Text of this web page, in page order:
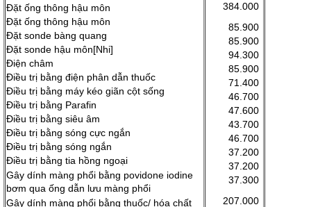
Đặt ống thông hậu môn
Đặt ống thông hậu môn
Đặt sonde bàng quang
Đặt sonde hậu môn[Nhi]
Điện châm
Điều trị bằng điện phân dẫn thuốc
Điều trị bằng máy kéo giãn cột sống
Điều trị bằng Parafin
Điều trị bằng siêu âm
Điều trị bằng sóng cực ngắn
Điều trị bằng sóng ngắn
Điều trị bằng tia hồng ngoại
Gây dính màng phổi bằng povidone iodine
bơm qua ống dẫn lưu màng phổi
Gây dính màng phổi bằng thuốc/ hóa chất
384.000
85.900
85.900
94.300
85.900
71.400
46.700
47.600
43.700
46.700
37.200
37.200
37.300
207.000